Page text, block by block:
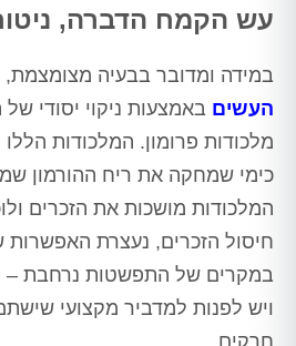
עש הקמח הדברה,
במידה ומדובר בבעיה מצומצמת,
העשים באמצעות ניקוי יסודי
מלכודות פרומון. המלכודות
כימי שמחקה את ריח ההורמון
המלכודות מושכות את הזכרים
חיסול הזכרים, נעצרת
במקרים של התפשטות נרחבת –
ויש לפנות למדביר מקצועי
חרקים.